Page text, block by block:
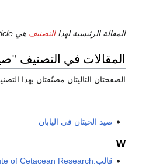
المقالة الرئيسية لهذاالتصنيف هي article.
المقالات في التصنيف
الصفحتان التاليتان مصنّفتان بهذا
صيد الحيتان في اليابان
W
قالب:Whaling fleet of the Institute of Cetacean Research